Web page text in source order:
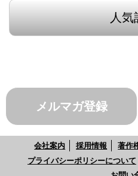
人気
メルマガ登録
会社案内 採用情報 著作
プライバシーポリシーについて